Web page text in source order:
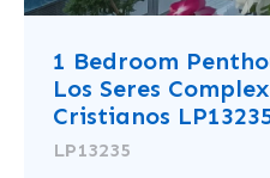
1 Bedroom
Los Seres
Cristianos
LP13235